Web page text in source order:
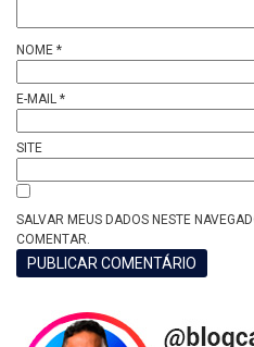
NOME *
E-MAIL *
SITE
SALVAR MEUS DADOS NESTE
COMENTAR.